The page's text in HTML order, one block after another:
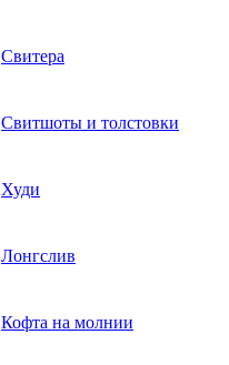
Свитера
Свитшоты и толстовки
Худи
Лонгслив
Кофта на молнии